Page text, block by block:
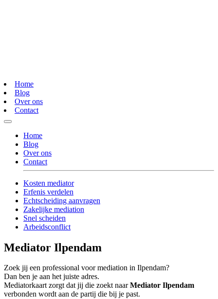
Home
Blog
Over ons
Contact
Home
Blog
Over ons
Contact
Kosten mediator
Erfenis verdelen
Echtscheiding aanvragen
Zakelijke mediation
Snel scheiden
Arbeidsconflict
Mediator Ilpendam
Zoek jij een professional voor mediation in Ilpendam?
Dan ben je aan het juiste adres.
Mediatorkaart zorgt dat jij die zoekt naarMediator Ilpendam
verbonden wordt aan de partij die bij je past.